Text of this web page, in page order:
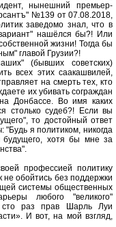
нынешний премьер-
№139 от 07.08.2018,
заведомо знал, что в
нашёлся бы?! Или
жизни! Тогда бы
главой Грузии?!
(бывших советских)
всех этих саакашвилей,
на смерть тех, кто
их убивать сограждан
Донбассе. Во имя каких
столько судеб?! Если вы
то достойный ответ
я политиком, никогда
хотя бы мне за
профессией политику
не обойтись без поддержки
системы общественных
любого "великого"
сто раз прав Шарль Луи
И вот, на мой взгляд,